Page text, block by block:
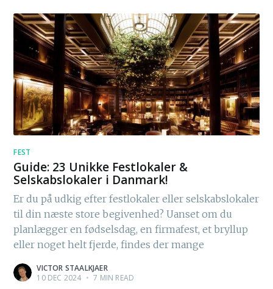
FEST
Guide: 23 Unikke Festlokaler &
Selskabslokaler i Danmark!
Er du på udkig efter festlokaler eller selskabslokaler
til din næste store begivenhed? Uanset om du
planlægger en fødselsdag, en firmafest, et bryllup
eller noget helt fjerde, findes der mange
VICTOR STAALKJAER
10 DEC 2024 • 7 MIN READ